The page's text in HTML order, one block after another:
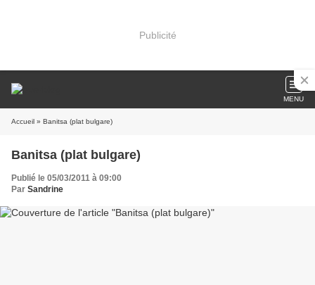
Publicité
MENU
Accueil » Banitsa (plat bulgare)
Banitsa (plat bulgare)
Publié le 05/03/2011 à 09:00
Par Sandrine